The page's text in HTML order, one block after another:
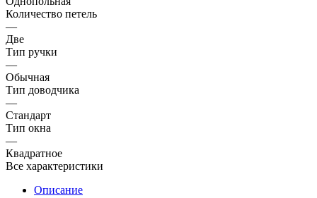
Количество петель
—
Две
Тип ручки
—
Обычная
Тип доводчика
—
Стандарт
Тип окна
—
Квадратное
Все характеристики
Описание